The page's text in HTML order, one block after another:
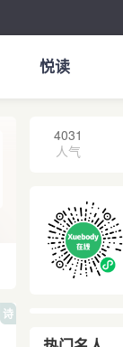
悦读
诗
4031
人气